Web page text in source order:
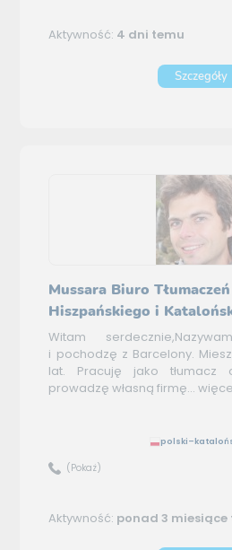
Aktywność: 4 dni temu
Szczegóły
Mussara Biuro
Hiszpańskiego i
Witam
i pochodzę z Barcelony.
lat. Pracuję jako
prowadzę własną firmę...
(Pokaż)
Aktywność: ponad 3 miesiące